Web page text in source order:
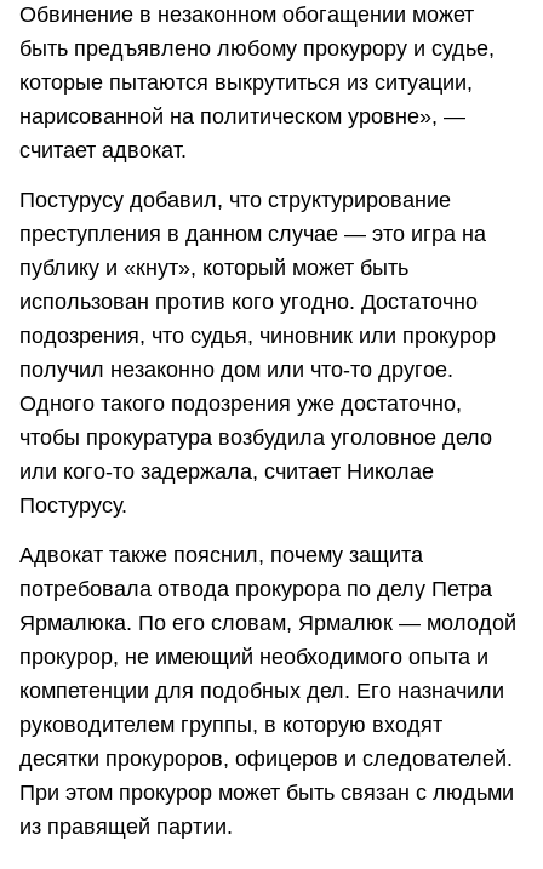
Обвинение в незаконном обогащении может
быть предъявлено любому прокурору и судье,
которые пытаются выкрутиться из ситуации,
нарисованной на политическом уровне», —
считает адвокат.
Постурусу добавил, что структурирование
преступления в данном случае — это игра на
публику и «кнут», который может быть
использован против кого угодно. Достаточно
подозрения, что судья, чиновник или прокурор
получил незаконно дом или что-то другое.
Одного такого подозрения уже достаточно,
чтобы прокуратура возбудила уголовное дело
или кого-то задержала, считает Николае
Постурусу.
Адвокат также пояснил, почему защита
потребовала отвода прокурора по делу Петра
Ярмалюка. По его словам, Ярмалюк — молодой
прокурор, не имеющий необходимого опыта и
компетенции для подобных дел. Его назначили
руководителем группы, в которую входят
десятки прокуроров, офицеров и следователей.
При этом прокурор может быть связан с людьми
из правящей партии.